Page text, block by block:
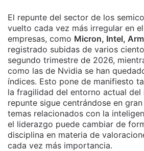
El repunte del sector de los
vuelto cada vez más irregular en
empresas, como Micron, Intel,
registrado subidas de varios
segundo trimestre de 2026,
como las de Nvidia se han
índices. Esto pone de manifiesto
la fragilidad del entorno actual del
repunte sigue centrándose en
temas relacionados con la
el liderazgo puede cambiar de
disciplina en materia de
cada vez más importancia.